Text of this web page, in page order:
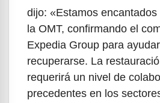
dijo: «Estamos
la OMT, confirmando el
Expedia Group para
recuperarse. La
requerirá un nivel de
precedentes en los